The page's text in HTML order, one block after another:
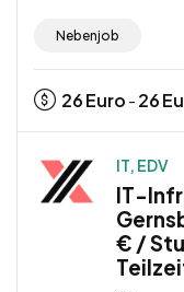
Nebenjob
26Euro - 26
IT, EDV
IT-
€ /